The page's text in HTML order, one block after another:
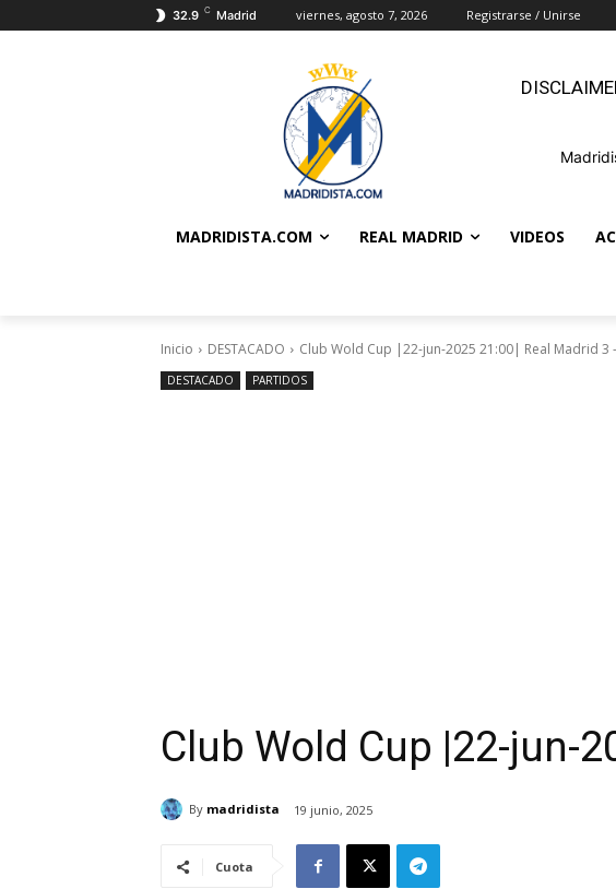
32.9 C Madrid viernes, agosto 7, 2026 Registrarse / Unirse
MADRIDISTA.COM REAL MADRID VIDEOS
Inicio DESTACADO Club Wold Cup |22-jun-2025 21:00| Real Madrid 3
DESTACADO PARTIDOS
Club Wold Cup |22-jun-
By madridista 19 junio, 2025
Cuota